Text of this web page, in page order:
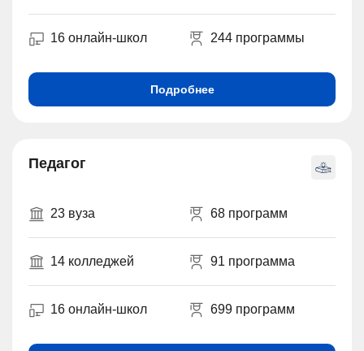
16 онлайн-школ 244 программы
Подробнее
Педагог
23 вуза 68 программ
14 колледжей 91 программа
16 онлайн-школ 699 программ